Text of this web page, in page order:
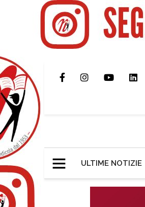
ULTIME NOTIZIE